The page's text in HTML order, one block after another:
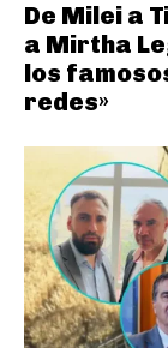
De Milei a
a Mirtha
los
redes»